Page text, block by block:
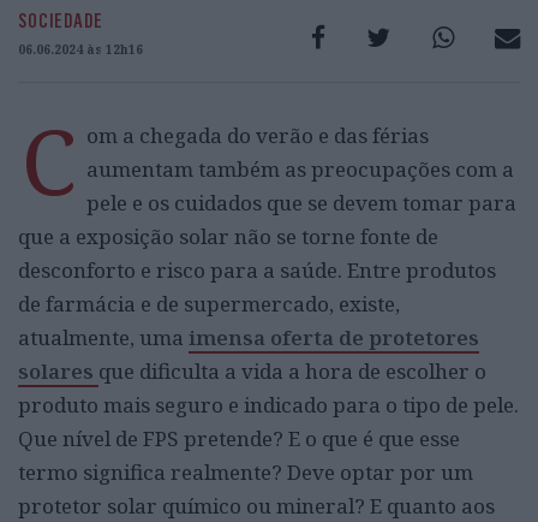
SOCIEDADE
06.06.2024 às 12h16
C om a chegada do verão e das férias
aumentam também as preocupações com a
pele e os cuidados que se devem tomar para
que a exposição solar não se torne fonte de
desconforto e risco para a saúde. Entre produtos
de farmácia e de supermercado, existe,
atualmente, uma imensa oferta de protetores
solares que dificulta a vida a hora de escolher o
produto mais seguro e indicado para o tipo de pele.
Que nível de FPS pretende? E o que é que esse
termo significa realmente? Deve optar por um
protetor solar químico ou mineral? E quanto aos